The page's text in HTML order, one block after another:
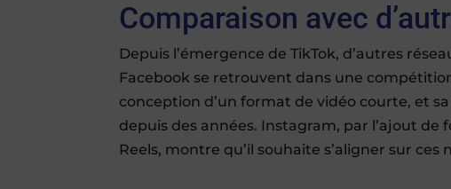
Comparaison avec
Depuis l’émergence de TikTok, d’autres
Facebook se retrouvent dans une
conception d’un format de vidéo courte, et
depuis des années. Instagram, par l’ajout
Reels, montre qu’il souhaite s’aligner sur